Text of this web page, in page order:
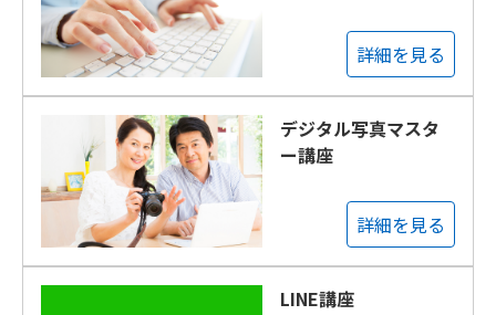
詳細を見る
デジタル写真マスタ
ー講座
詳細を見る
LINE講座